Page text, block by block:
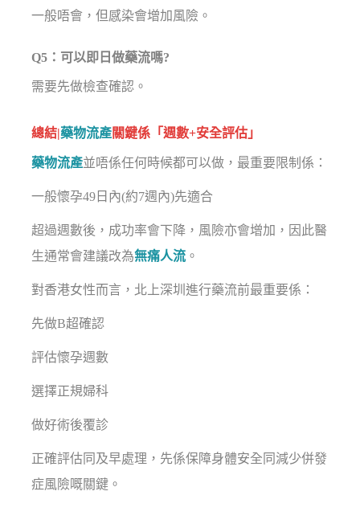
一般唔會，但感染會增加風險。
Q5：可以即日做藥流嗎?
需要先做檢查確認。
總結|藥物流產關鍵係「週數+安全評估」
藥物流產並唔係任何時候都可以做，最重要限制係：
一般懷孕49日內(約7週內)先適合
超過週數後，成功率會下降，風險亦會增加，因此醫
生通常會建議改為無痛人流 。
對香港女性而言，北上深圳進行藥流前最重要係：
先做B超確認
評估懷孕週數
選擇正規婦科
做好術後覆診
正確評估同及早處理，先係保障身體安全同減少併發
症風險嘅關鍵。